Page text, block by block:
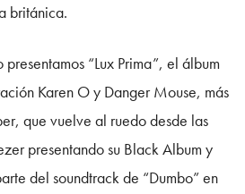
británica.
“Lux Prima”, el álbum
Karen O y Danger Mouse, más
que vuelve al ruedo desde las
presentando su Black Album y
del soundtrack de “Dumbo” en